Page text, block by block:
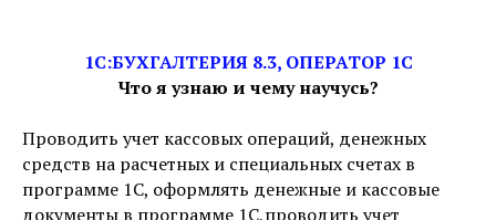
1С:БУХГАЛТЕРИЯ 8.3, ОПЕРАТОР 1С
Что я узнаю и чему научусь?
Проводить учет кассовых операций, денежных
средств на расчетных и специальных счетах в
программе 1С, оформлять денежные и кассовые
документы в программе 1С,проводить учет